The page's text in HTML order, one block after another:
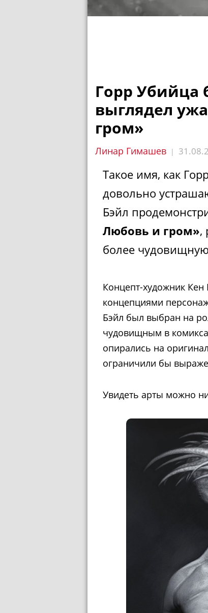
Горр Убийца
выглядел
гром»
Линар Гимашев |
Такое имя, как
довольно
Бэйл
Любовь и гром»,
более
Концепт-художник
концепциями
Бэйл был выбран на
чудовищным в
опирались на
ограничили бы
Увидеть арты можно